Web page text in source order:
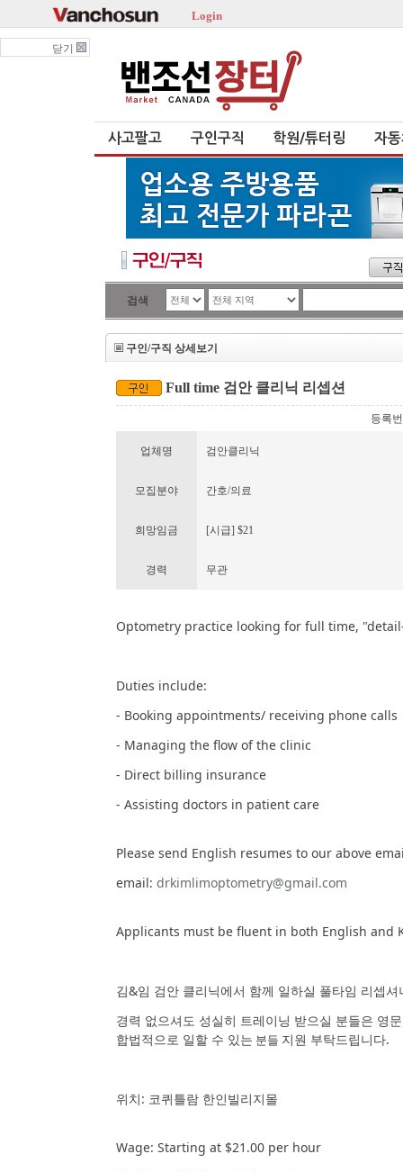
Login
닫기
사고팔고 구인구직 학원/튜터링 자
검색
구인/구직 상세보기
Full time 검안 클리닉 리셉션
등록
업체명 검안클리닉
모집분야 간호/의료
희망임금 [시급] $21
경력 무관
Optometry practice looking for full time,
Duties include:
- Booking appointments/ receiving phone calls
- Managing the flow of the clinic
- Direct billing insurance
- Assisting doctors in patient care
Please send English resumes to our above
email: drkimlimoptometry@gmail.com
Applicants must be fluent in both English and
김&임 검안 클리닉에서 함께 일하실 풀타임 리셉
경력 없으셔도 성실히 트레이닝 받으실 분들은 영
합법적으로 일할 수 있는 분들 지원 부탁드립니다.
위치: 코퀴틀람 한인빌리지몰
Wage: Starting at $21.00 per hour